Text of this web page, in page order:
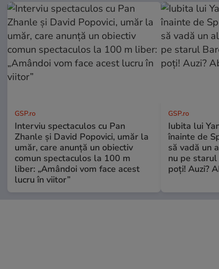
GSP.ro
Interviu spectaculos cu Pan
Zhanle și David Popovici, umăr la
umăr, care anunță un obiectiv
comun spectaculos la 100 m
liber: „Amândoi vom face acest
lucru în viitor”
GSP.ro
Iubita lui
înainte de
să vadă un
nu pe starul
poți! Auzi?